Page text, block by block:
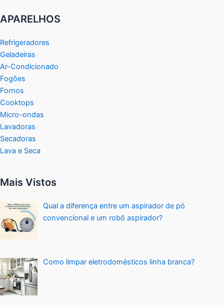
APARELHOS
Refrigeradores
Geladeiras
Ar-Condicionado
Fogões
Fornos
Cooktops
Micro-ondas
Lavadoras
Secadoras
Lava e Seca
Mais Vistos
Qual a diferença entre um aspirador de pó
convencional e um robô aspirador?
Como limpar eletrodomésticos linha branca?